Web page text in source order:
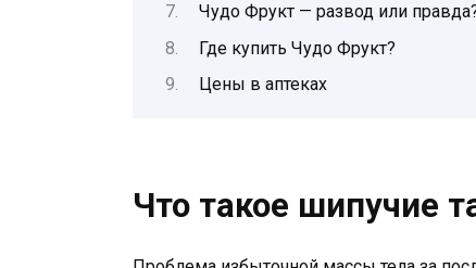
Чудо Фрукт — развод или
Где купить Чудо Фрукт?
Цены в аптеках
Что такое шипучие